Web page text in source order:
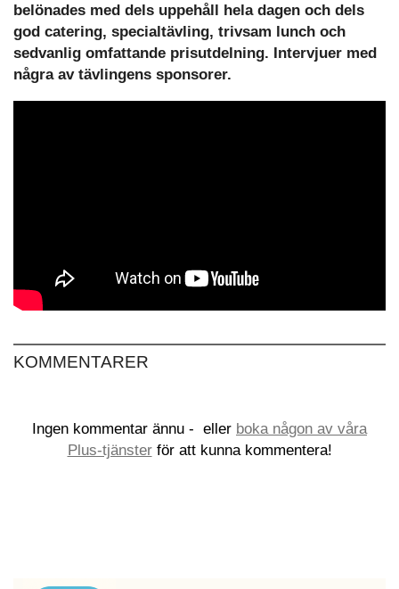
belönades med dels uppehåll hela dagen och dels
god catering, specialtävling, trivsam lunch och
sedvanlig omfattande prisutdelning. Intervjuer med
några av tävlingens sponsorer.
KOMMENTARER
Ingen kommentar ännu - eller boka någon av våra
Plus-tjänsterför att kunna kommentera!